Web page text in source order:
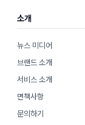
소개
뉴스 미디어
브랜드 소개
서비스 소개
면책사항
문의하기